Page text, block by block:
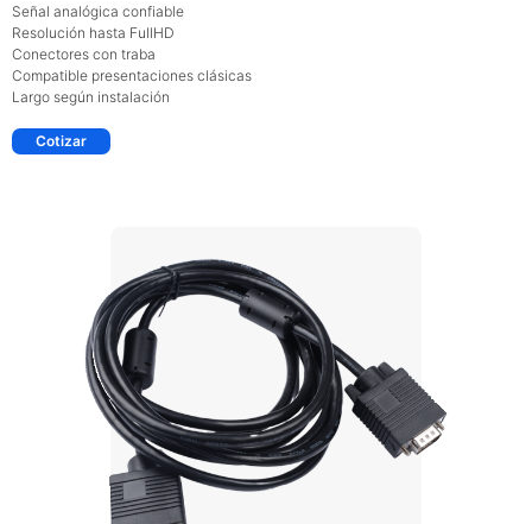
Señal analógica confiable
Resolución hasta FullHD
Conectores con traba
Compatible presentaciones clásicas
Largo según instalación
Cotizar